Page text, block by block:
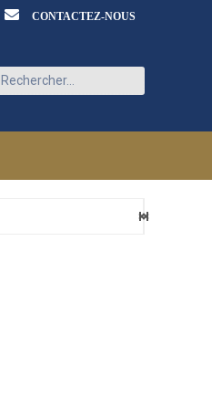
CONTACTEZ-NOUS
Rechercher :